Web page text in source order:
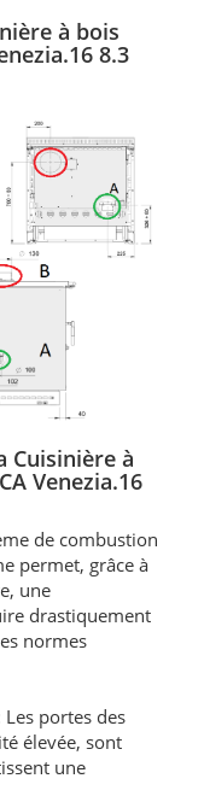
à bois
8.3
Cuisinière à
Venezia.16
de combustion
permet, grâce à
une
drastiquement
normes
Les portes des
élevée, sont
une